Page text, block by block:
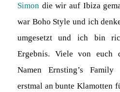
Simondie wir auf Ibiza
war Boho Style und ich
umgesetzt und ich bin
Ergebnis. Viele von euch
Namen Ernsting’s Family
erstmal an bunte Klamotten